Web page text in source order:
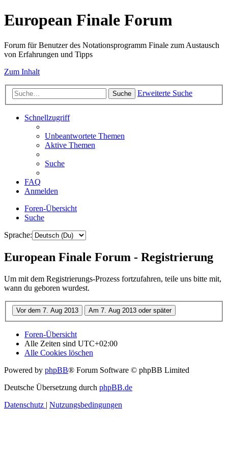
European Finale Forum
Forum für Benutzer des Notationsprogramm Finale zum Austausch
von Erfahrungen und Tipps
Zum Inhalt
Suche Erweiterte Suche
Schnellzugriff
Unbeantwortete Themen
Aktive Themen
Suche
FAQ
Anmelden
Foren-Übersicht
Suche
Sprache:
European Finale Forum - Registrierung
Um mit dem Registrierungs-Prozess fortzufahren, teile uns bitte mit,
wann du geboren wurdest.
Foren-Übersicht
Alle Zeiten sind UTC+02:00
Alle Cookies löschen
Powered by phpBB® Forum Software © phpBB Limited
Deutsche Übersetzung durch phpBB.de
Datenschutz | Nutzungsbedingungen